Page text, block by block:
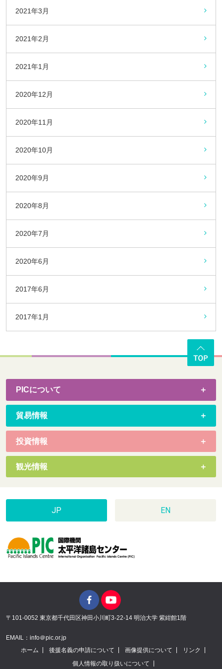
2021年3月
2021年2月
2021年1月
2020年12月
2020年11月
2020年10月
2020年9月
2020年8月
2020年7月
2020年6月
2017年6月
2017年1月
PICについて
貿易情報
投資情報
観光情報
JP EN
〒101-0052 東京都千代田区神田小川町3-22-14 明治大学 紫紺館1階
EMAIL：info＠pic.or.jp
ホーム
後援名義の申請について 画像提供について
リンク
個人情報の取り扱いについて